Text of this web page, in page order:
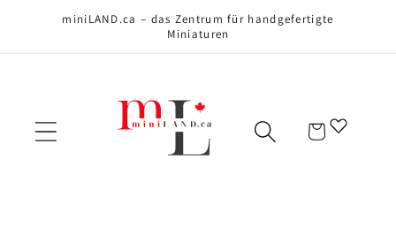
Direkt zumminiLAND.ca – das Zentrum für handgefertigte
Miniaturen
Warenkorb